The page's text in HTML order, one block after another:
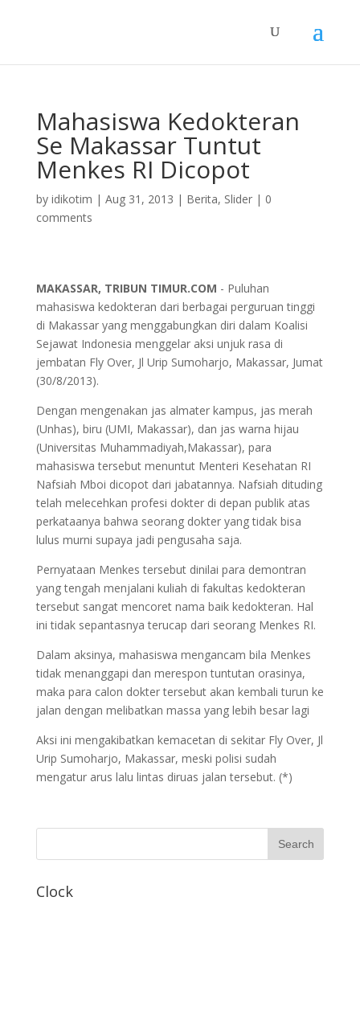
Mahasiswa Kedokteran
Se Makassar Tuntut
Menkes RI Dicopot
by idikotim | Aug 31, 2013 | Berita, Slider| 0
comments
MAKASSAR, TRIBUN TIMUR.COM - Puluhan
mahasiswa kedokteran dari berbagai perguruan tinggi
di Makassar yang menggabungkan diri dalam Koalisi
Sejawat Indonesia menggelar aksi unjuk rasa di
jembatan Fly Over, Jl Urip Sumoharjo, Makassar, Jumat
(30/8/2013).
Dengan mengenakan jas almater kampus, jas merah
(Unhas), biru (UMI, Makassar), dan jas warna hijau
(Universitas Muhammadiyah,Makassar), para
mahasiswa tersebut menuntut Menteri Kesehatan RI
Nafsiah Mboi dicopot dari jabatannya. Nafsiah dituding
telah melecehkan profesi dokter di depan publik atas
perkataanya bahwa seorang dokter yang tidak bisa
lulus murni supaya jadi pengusaha saja.
Pernyataan Menkes tersebut dinilai para demontran
yang tengah menjalani kuliah di fakultas kedokteran
tersebut sangat mencoret nama baik kedokteran. Hal
ini tidak sepantasnya terucap dari seorang Menkes RI.
Dalam aksinya, mahasiswa mengancam bila Menkes
tidak menanggapi dan merespon tuntutan orasinya,
maka para calon dokter tersebut akan kembali turun ke
jalan dengan melibatkan massa yang lebih besar lagi
Aksi ini mengakibatkan kemacetan di sekitar Fly Over, Jl
Urip Sumoharjo, Makassar, meski polisi sudah
mengatur arus lalu lintas diruas jalan tersebut. (*)
Clock